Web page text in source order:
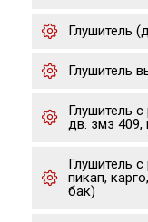
Глушитель
Глушитель
Глушитель
дв. змз
Глушитель
пикап,
бак)